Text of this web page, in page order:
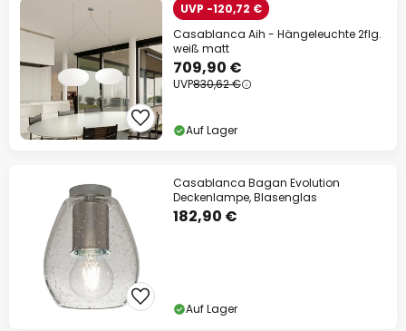
UVP -120,72 €
Casablanca Aih - Hängeleuchte 2flg.
weiß matt
709,90 €
UVP830,62 €
Auf Lager
Casablanca Bagan Evolution
Deckenlampe, Blasenglas
182,90 €
Auf Lager